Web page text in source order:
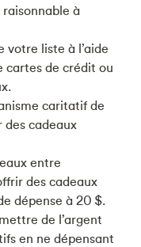
à
votre liste à l’aide
cartes de crédit ou
caritatif de
des cadeaux
entre
des cadeaux
dépense à 20 $.
de l’argent
en ne dépensant